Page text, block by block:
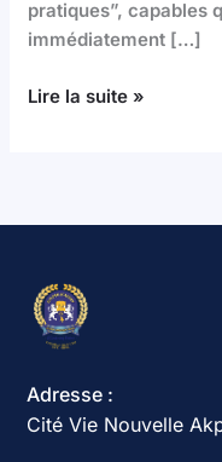
pratiques”, capables
immédiatement […]
Lire la suite »
Adresse :
Cité Vie Nouvelle